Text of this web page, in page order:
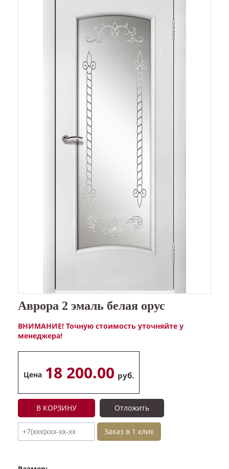
Аврора 2 эмаль белая орус
ВНИМАНИЕ! Точную стоимость уточняйте у
менеджера!
Цена 18 200.00 руб.
В КОРЗИНУ Отложить
Заказ в 1 клик